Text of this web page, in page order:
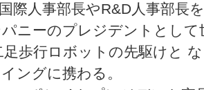
際人事部長やR&D人事部長
ニーのプレジデントとし
足歩行ロボットの先駆けと
ングに携わる。